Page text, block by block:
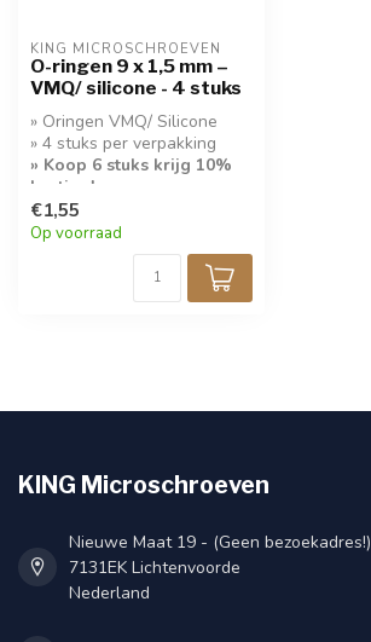
KING MICROSCHROEVEN
O-ringen 9 x 1,5 mm –
VMQ/ silicone - 4 stuks
» Oringen VMQ/ Silicone
» 4 stuks per verpakking
» Koop 6 stuks krijg 10%
korting!
€1,55
Op voorraad
KING Microschroeven
Nieuwe Maat 19 - (Geen bezoekadres!)
7131EK Lichtenvoorde
Nederland